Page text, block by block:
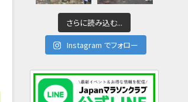
さらに読み込む...
Instagram でフォロー